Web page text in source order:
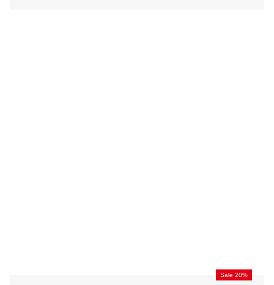
Sale 20%